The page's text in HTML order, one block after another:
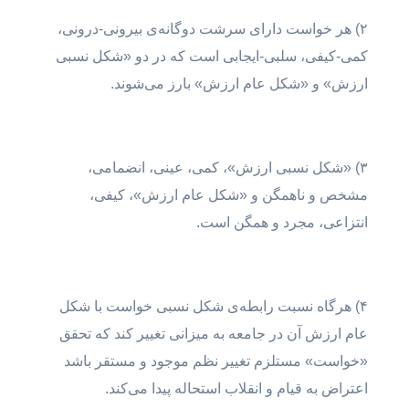
۲) هر خواست دارای سرشت دوگانه‌ی بیرونی-درونی،
کمی-کیفی، سلبی-ایجابی است که در دو «شکل نسبی
ارزش» و «شکل عام ارزش» بارز می‌شوند.
۳) «شکل نسبی ارزش»، کمی، عینی، انضمامی،
مشخص و ناهمگن و «شکل عام ارزش»، کیفی،
انتزاعی، مجرد و همگن است.
۴) هرگاه نسبت رابطه‌ی شکل نسبی خواست با شکل
عام ارزش آن در جامعه به میزانی تغییر کند که تحقق
«خواست» مستلزم تغییر نظم موجود و مستقر باشد
اعتراض به قیام و انقلاب استحاله پیدا می‌کند.